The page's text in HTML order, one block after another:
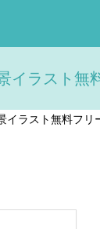
イラスト無
イラスト無料フリ